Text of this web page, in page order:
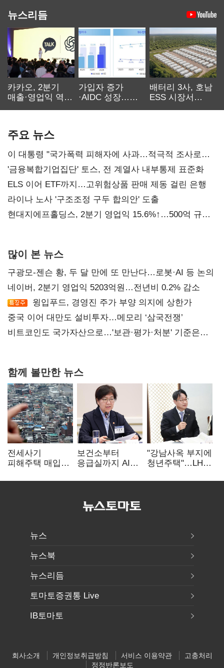
뉴스리듬
카카오, 2분기
매출·영업익 역대
가입자 증가
·AIDC 성장…
배터리 3사, 호남
ESS 시장서
주요 뉴스
이 대통령 "국가폭력 피해자에 사과…적극적 조사로
진실 밝혀야"
'금융복합기업집단' 토스, 전 계열사 내부통제 표준화
ELS 이어 ETF까지…고위험상품 판매 제동 걸린 은행
라이나 노사 '구조조정 구두 합의안' 도출
현대지에프홀딩스, 2분기 영업익 15.6%↑…500억 규모
많이 본 뉴스
구광모-젠슨 황, 두 달 만에 또 만난다…로봇·AI 등 논의
네이버, 2분기 영업익 5203억원…전년비 0.2% 감소
윙입푸드, 경영진 주가 부양 의지에 상한가
중국 이어 대만도 설비투자…메모리 ‘삼국전쟁’
비트코인도 국가자산으로…'보관·평가·처분' 기준은
함께 볼만한 뉴스
전세사기
피해주택 매입
누적 피해자
보건소부터
응급실까지 AI
혁신 본격화
"강남사옥 부지에
청년주택"…LH도
뉴스
뉴스북
뉴스리듬
토마토증권통 Live
IB토마토
회사소개 개인정보취급방침 서비스 이용약관
고충처리
정정반론보도